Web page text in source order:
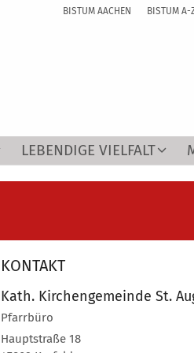
BISTUM AACHEN BISTUM A-
LEBENDIGE VIELFALT
KONTAKT
Kath. Kirchengemeinde St.
Pfarrbüro
Hauptstraße 18